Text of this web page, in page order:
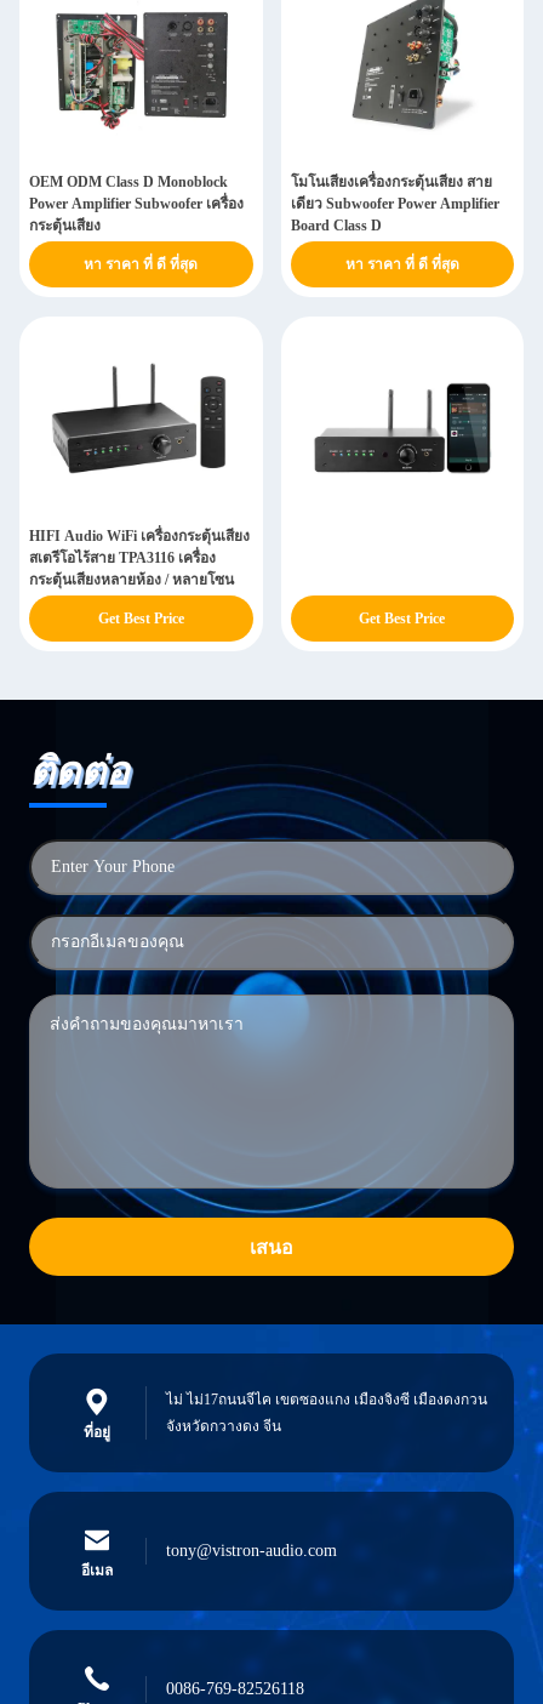
OEM ODM Class D Monoblock
Power Amplifier Subwoofer เครื่อง
กระตุ้นเสียง
หา ราคา ที่ ดี ที่สุด
โมโนเสียงเครื่องกระตุ้นเสียง สาย
เดียว Subwoofer Power Amplifier
Board Class D
หา ราคา ที่ ดี ที่สุด
HIFI Audio WiFi เครื่องกระตุ้นเสียง
สเตรีโอไร้สาย TPA3116 เครื่อง
กระตุ้นเสียงหลายห้อง / หลายโซน
Get Best Price Get Best Price
ติดต่อ
เสนอ
ที่อยู่
ไม่ ไม่17ถนนจีไค เขตซองแกง เมืองจิงซี เมืองดงกวน
จังหวัดกวางดง จีน
อีเมล
tony@vistron-audio.com
0086-769-82526118